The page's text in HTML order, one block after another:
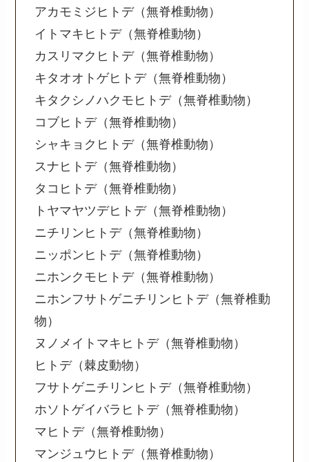
アカモミジヒトデ（無脊椎動物）
イトマキヒトデ（無脊椎動物）
カスリマクヒトデ（無脊椎動物）
キタオオトゲヒトデ（無脊椎動物）
キタクシノハクモヒトデ（無脊椎動物）
コブヒトデ（無脊椎動物）
シャキョクヒトデ（無脊椎動物）
スナヒトデ（無脊椎動物）
タコヒトデ（無脊椎動物）
トヤマヤツデヒトデ（無脊椎動物）
ニチリンヒトデ（無脊椎動物）
ニッポンヒトデ（無脊椎動物）
ニホンクモヒトデ（無脊椎動物）
ニホンフサトゲニチリンヒトデ（無脊椎動
物）
ヌノメイトマキヒトデ（無脊椎動物）
ヒトデ（棘皮動物）
フサトゲニチリンヒトデ（無脊椎動物）
ホソトゲイバラヒトデ（無脊椎動物）
マヒトデ（無脊椎動物）
マンジュウヒトデ（無脊椎動物）